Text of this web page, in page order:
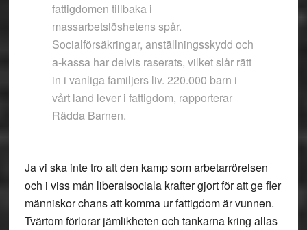
fattigdomen tillbaka i
massarbetslöshetens spår.
Socialförsäkringar, anställningsskydd och
a-kassa har delvis raserats, vilket slår rätt
in i vanliga familjers liv. 220.000 barn i
vårt land lever i fattigdom, rapporterar
Rädda Barnen.
Ja vi ska inte tro att den kamp som arbetarrörelsen
och i viss mån liberalsociala krafter gjort för att ge fler
människor chans att komma ur fattigdom är vunnen.
Tvärtom förlorar jämlikheten och tankarna kring allas